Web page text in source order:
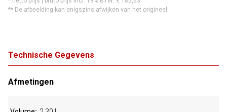
** De afbeelding kan enigszins afwijken van het origineel.
Technische Gegevens
Afmetingen